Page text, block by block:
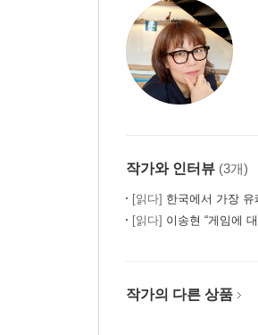
작가와 인터뷰 (3개)
[읽다] 한국에서 가장
[읽다] 이송현 “게임에
작가의 다른 상품